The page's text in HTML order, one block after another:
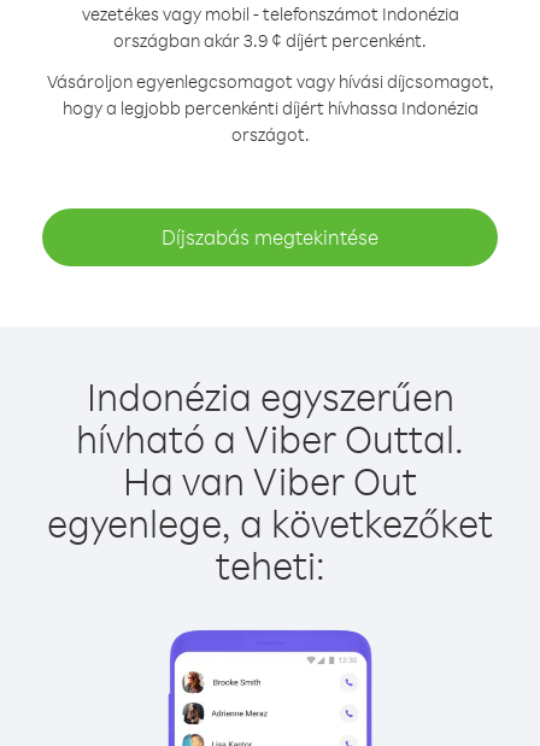
vezetékes vagy mobil - telefonszámot Indonézia
országban akár 3.9 ¢ díjért percenként.
Vásároljon egyenlegcsomagot vagy hívási díjcsomagot,
hogy a legjobb percenkénti díjért hívhassa Indonézia
országot.
Díjszabás megtekintése
Indonézia egyszerűen
hívható a Viber Outtal.
Ha van Viber Out
egyenlege, a következőket
teheti: